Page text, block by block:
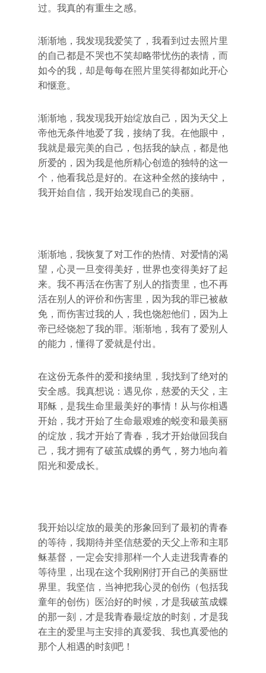
过。我真的有重生之感。
渐渐地，我发现我爱笑了，我看到过去照片里
的自己都是不哭也不笑却略带忧伤的表情，而
如今的我，却是每每在照片里笑得都如此开心
和惬意。
渐渐地，我发现我开始绽放自己，因为天父上
帝他无条件地爱了我，接纳了我。在他眼中，
我就是最完美的自己，包括我的缺点，都是他
所爱的，因为我是他所精心创造的独特的这一
个，他看我总是好的。在这种全然的接纳中，
我开始自信，我开始发现自己的美丽。
渐渐地，我恢复了对工作的热情、对爱情的渴
望，心灵一旦变得美好，世界也变得美好了起
来。我不再活在伤害了别人的指责里，也不再
活在别人的评价和伤害里，因为我的罪已被赦
免，而伤害过我的人，我也饶恕他们，因为上
帝已经饶恕了我的罪。渐渐地，我有了爱别人
的能力，懂得了爱就是付出。
在这份无条件的爱和接纳里，我找到了绝对的
安全感。我真想说：遇见你，慈爱的天父，主
耶稣，是我生命里最美好的事情！从与你相遇
开始，我才开始了生命最艰难的蜕变和最美丽
的绽放，我才开始了青春，我才开始做回我自
己，我才拥有了破茧成蝶的勇气，努力地向着
阳光和爱成长。
我开始以绽放的最美的形象回到了最初的青春
的等待，我期待并坚信慈爱的天父上帝和主耶
稣基督，一定会安排那样一个人走进我青春的
等待里，出现在这个我刚刚打开自己的美丽世
界里。我坚信，当神把我心灵的创伤（包括我
童年的创伤）医治好的时候，才是我破茧成蝶
的那一刻，才是我青春最绽放的时刻，才是我
在主的爱里与主安排的真爱我、我也真爱他的
那个人相遇的时刻吧！